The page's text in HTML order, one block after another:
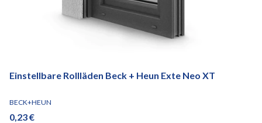
Einstellbare Rollläden Beck + Heun Exte Neo XT
HERSTELLER
BECK+HEUN
Preis
0,23 €